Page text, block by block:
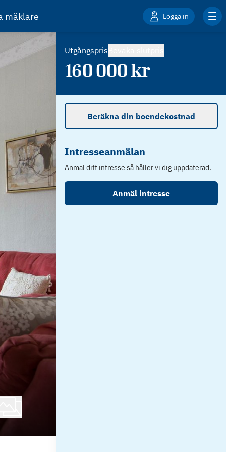
mäklare Logga in
Utgångspris
160 000kr
Beräkna din boendekostnad
Intresseanmälan
Anmäl ditt intresse så håller vi dig uppdaterad.
Anmäl intresse